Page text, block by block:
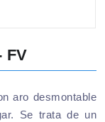
FV
aro desmontable
Se trata de un